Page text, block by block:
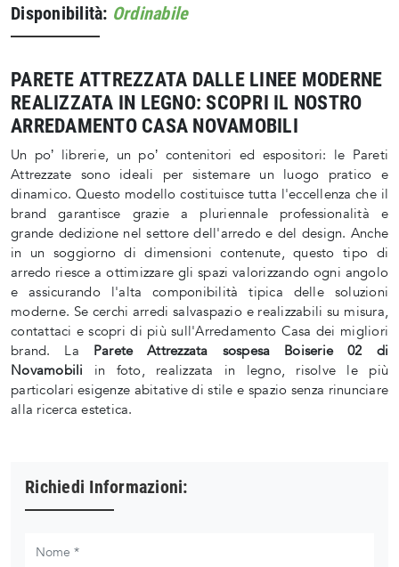
Disponibilità: Ordinabile
PARETE ATTREZZATA DALLE LINEE MODERNE
REALIZZATA IN LEGNO: SCOPRI IL NOSTRO
ARREDAMENTO CASA NOVAMOBILI
Un po’ librerie, un po’ contenitori ed espositori: le Pareti
Attrezzate sono ideali per sistemare un luogo pratico e
dinamico. Questo modello costituisce tutta l'eccellenza che il
brand garantisce grazie a pluriennale professionalità e
grande dedizione nel settore dell'arredo e del design. Anche
in un soggiorno di dimensioni contenute, questo tipo di
arredo riesce a ottimizzare gli spazi valorizzando ogni angolo
e assicurando l'alta componibilità tipica delle soluzioni
moderne. Se cerchi arredi salvaspazio e realizzabili su misura,
contattaci e scopri di più sull'Arredamento Casa dei migliori
brand. La Parete Attrezzata sospesa Boiserie 02 di
Novamobili in foto, realizzata in legno, risolve le più
particolari esigenze abitative di stile e spazio senza rinunciare
alla ricerca estetica.
Richiedi Informazioni: